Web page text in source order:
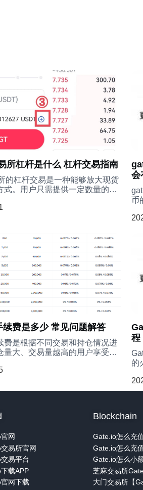
所杠杆是什么 杠杆交易指南
的杠杆交易是一种能够放大现货
式。用户只需提供一定数量的保
的同时，用户也必须承担仓位
杠杆的效果。用户通过抵押自有
借入数倍于保证金的资金进行交
分为四个步骤：划转保证金、进
以及归还借款。以下是详细的杠
会
币
进
费是多少 常见问题解答
费是根据不同交易和持仓情况进
量大、交易量越高的用户享受的
对现货、合约、期权和借款的
手续费大家比较关心问题解答。
程
的
来
行
网
易所官网
易平台
载APP
网下载
Blockchain